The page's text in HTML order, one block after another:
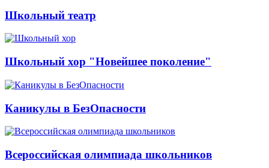
Школьный театр
Школьный хор "Новейшее поколение"
Каникулы в БезОпасности
Всероссийская олимпиада школьников